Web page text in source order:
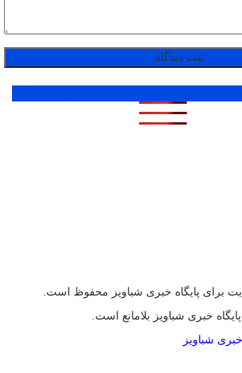
برای پایگاه خبری شباویز محفوظ است.
خبری شباویز بلامانع است.
خبری شباویز